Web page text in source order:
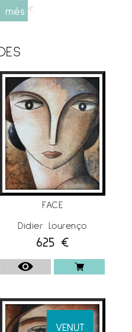
taller.
exposició
col·lecció de
compartia el seu
i paper en una zona
i imprimí les
a altres artistes.
obert a la mirada
de
molt importants per a
de la pintura.
premi de pintura
és el moment en
a ser molt
exposicions
ja s’instal·là en el
en el qual es
més
FACE
Didier Lourenço
625 €
VENUT